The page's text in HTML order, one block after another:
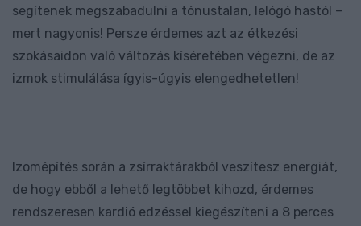
segítenek megszabadulni a tónustalan, lelógó hastól –
mert nagyonis! Persze érdemes azt az étkezési
szokásaidon való változás kíséretében végezni, de az
izmok stimulálása ígyis-úgyis elengedhetetlen!
Izomépítés során a zsírraktárakból veszítesz energiát,
de hogy ebből a lehető legtöbbet kihozd, érdemes
rendszeresen kardió edzéssel kiegészíteni a 8 perces